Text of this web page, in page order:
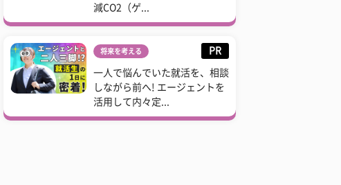
減CO2（ゲ...
将来を考える PR
一人で悩んでいた就活を、相談
しながら前へ! エージェントを
活用して内々定...